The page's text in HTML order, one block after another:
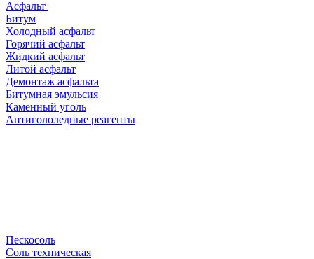
Асфальт
Битум
Холодный асфальт
Горячий асфальт
Жидкий асфальт
Литой асфальт
Демонтаж асфальта
Битумная эмульсия
Каменный уголь
Антигололедные реагенты
Пескосоль
Соль техническая